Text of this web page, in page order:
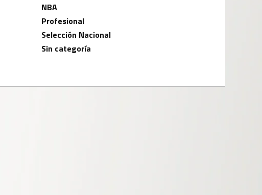
NBA
Profesional
Selección Nacional
Sin categoría